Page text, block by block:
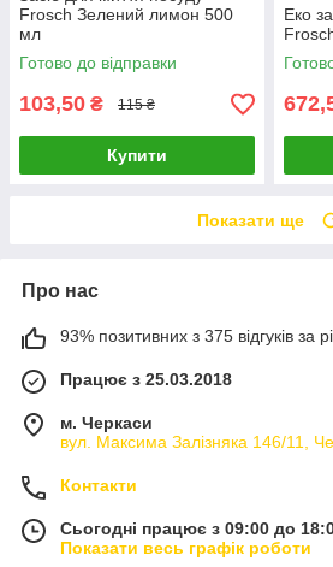
Frosch Зелений лимон 500
мл
Готово до відправки
103,50 ₴ 115 ₴
Купити
Еко
Показати ще
Про нас
93% позитивних з 375 відгуків за
Працює з 25.03.2018
м. Черкаси
вул. Максима Залізняка 146/11,
Контакти
Сьогодні працює з 09:00 до
Показати весь графік роботи